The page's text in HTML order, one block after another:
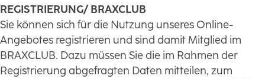
REGISTRIERUNG/ BRAXCLUB
Sie können sich für die Nutzung unseres Online-
Angebotes registrieren und sind damit Mitglied im
BRAXCLUB. Dazu müssen Sie die im Rahmen der
Registrierung abgefragten Daten mitteilen, zum